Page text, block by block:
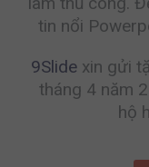
tin nổi
9Slide xin gửi
tháng 4 năm
hộ